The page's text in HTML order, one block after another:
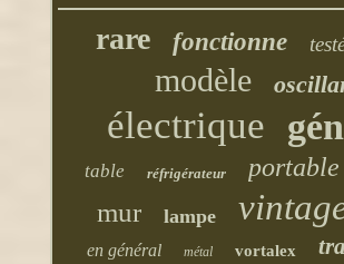
rare fonctionne
modèle
électrique
table réfrigérateur portable
mur lampe
en général métal vortalex